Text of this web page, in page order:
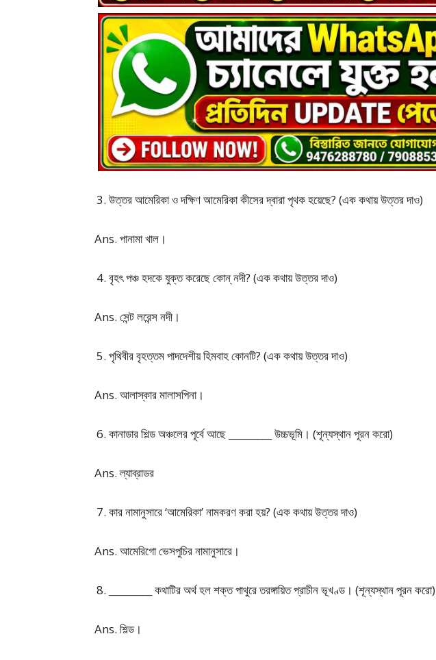
উত্তর আমেরিকা ও দক্ষিণ আমেরিকা কীসের দ্বারা পৃথক হয়েছে? (এক কথায় উত্তর দাও)
Ans. পানামা খাল।
বৃহৎ পঞ্চ হদকে যুক্ত করেছে কোন্ নদী? (এক কথায় উত্তর দাও)
Ans. সেন্ট লরেন্স নদী।
পৃথিবীর বৃহত্তম পাদদেশীয় হিমবাহ কোনটি? (এক কথায় উত্তর দাও)
Ans. আলাস্কার মালাসপিনা।
কানাডার শিল্ড অঞ্চলের পূর্বে আছে _________ উচ্চভূমি। (শূন্যস্থান পূরন করো)
Ans. ল্যাব্রাডর
কার নামানুসারে ‘আমেরিকা’ নামকরণ করা হয়? (এক কথায় উত্তর দাও)
Ans. আমেরিগো ভেসপুচির নামানুসারে।
_________ কথাটির অর্থ হল শক্ত পাথুরে তরঙ্গায়িত প্রাচীন ভূখণ্ড। (শূন্যস্থান পূরন করো)
Ans. শিল্ড।